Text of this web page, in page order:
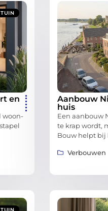
en
woon-
Aanbouw
huis
Een aanbouw
te krap wordt,
Bouw helpt bij
Verbouwen